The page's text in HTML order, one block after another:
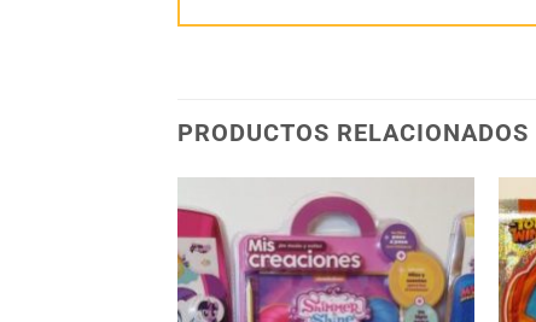
PRODUCTOS RELACIONADOS
Añadir
a la
lista
de
deseos